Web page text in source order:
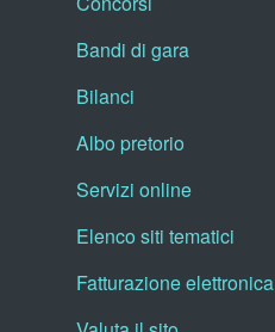
Bandi di gara
Bilanci
Albo pretorio
Servizi online
Elenco siti tematici
Fatturazione elettronica